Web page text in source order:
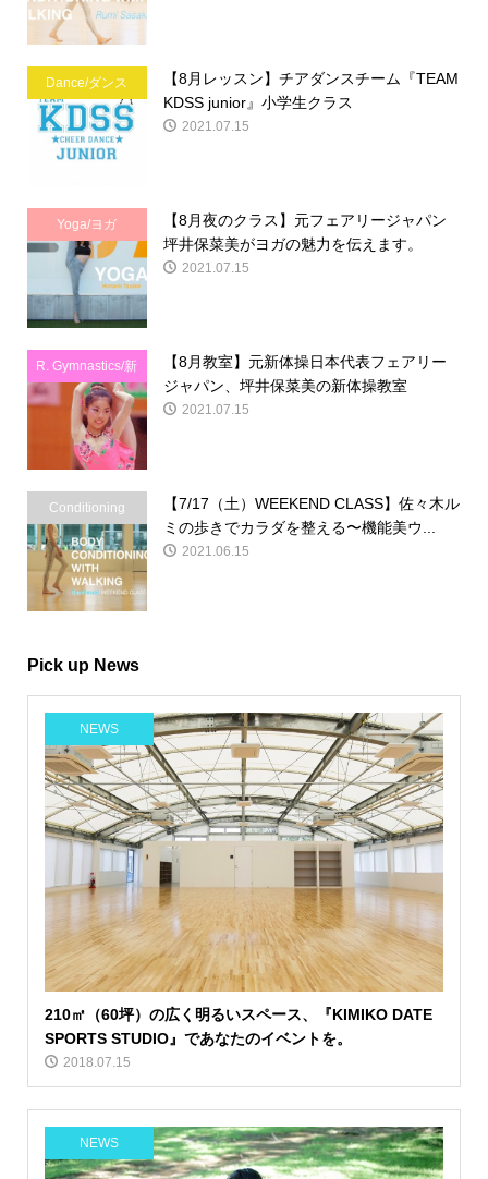
Dance/ダンス
【8月レッスン】チアダンスチーム『TEAM
KDSS junior』小学生クラス
2021.07.15
Yoga/ヨガ
【8月夜のクラス】元フェアリージャパン
坪井保菜美がヨガの魅力を伝えます。
2021.07.15
R. Gymnastics/新
体操
【8月教室】元新体操日本代表フェアリー
ジャパン、坪井保菜美の新体操教室
2021.07.15
Conditioning
【7/17（土）WEEKEND CLASS】佐々木ル
ミの歩きでカラダを整える〜機能美ウ...
2021.06.15
Pick up News
NEWS
210㎡（60坪）の広く明るいスペース、『KIMIKO DATE
SPORTS STUDIO』であなたのイベントを。
2018.07.15
NEWS